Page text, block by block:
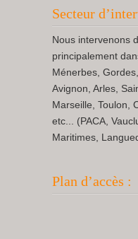
Secteur
Nous intervenons
principalement
Ménerbes,
Avignon, Arles,
Marseille, Toulon,
etc... (PACA,
Maritimes,
Plan d’accès :